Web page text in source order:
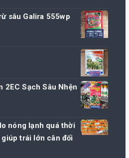
sâu Galira 555wp
2EC Sạch Sâu Nhện
nóng lạnh quá thời
trái lớn cân đối